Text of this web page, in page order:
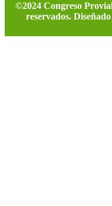
©2024 Congreso
reservados.